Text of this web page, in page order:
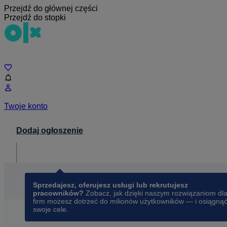
Przejdź do głównej części
Przejdź do stopki
Twoje konto
Dodaj ogłoszenie
Sprzedajesz, oferujesz usługi lub rekrutujesz
pracowników? Zobacz, jak dzięki naszym rozwiązaniom dla
firm możesz dotrzeć do milionów użytkowników — i osiągnąć
swoje cele.